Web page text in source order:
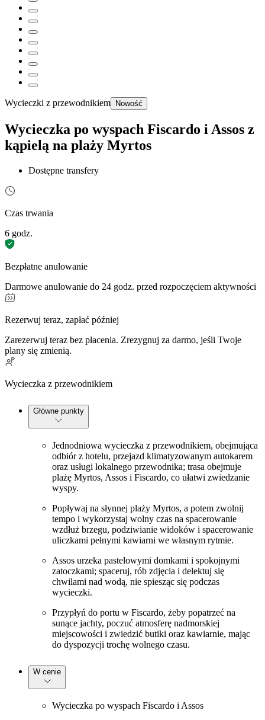
Wycieczki z przewodnikiem Nowość
Wycieczka po wyspach Fiscardo i Assos z
kąpielą na plaży Myrtos
Dostępne transfery
Czas trwania
6 godz.
Bezpłatne anulowanie
Darmowe anulowanie do 24 godz. przed rozpoczęciem aktywności
Rezerwuj teraz, zapłać później
Zarezerwuj teraz bez płacenia. Zrezygnuj za darmo, jeśli Twoje
plany się zmienią.
Wycieczka z przewodnikiem
Główne punkty
Jednodniowa wycieczka z przewodnikiem, obejmująca
odbiór z hotelu, przejazd klimatyzowanym autokarem
oraz usługi lokalnego przewodnika; trasa obejmuje
plażę Myrtos, Assos i Fiscardo, co ułatwi zwiedzanie
wyspy.
Popływaj na słynnej plaży Myrtos, a potem zwolnij
tempo i wykorzystaj wolny czas na spacerowanie
wzdłuż brzegu, podziwianie widoków i spacerowanie
uliczkami pełnymi kawiarni we własnym rytmie.
Assos urzeka pastelowymi domkami i spokojnymi
zatoczkami; spaceruj, rób zdjęcia i delektuj się
chwilami nad wodą, nie spiesząc się podczas
wycieczki.
Przypłyń do portu w Fiscardo, żeby popatrzeć na
sunące jachty, poczuć atmosferę nadmorskiej
miejscowości i zwiedzić butiki oraz kawiarnie, mając
do dyspozycji trochę wolnego czasu.
W cenie
Wycieczka po wyspach Fiscardo i Assos